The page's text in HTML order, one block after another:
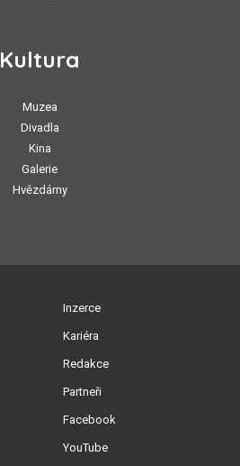
Kultura
Muzea
Divadla
Kina
Galerie
Hvězdárny
Inzerce
Kariéra
Redakce
Partneři
Facebook
YouTube